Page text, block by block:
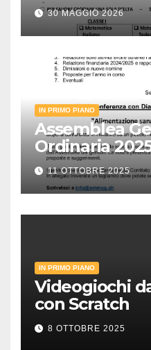
30 MAGGIO 2026
IN PRIMO PIANO
Assemblea
Ordinaria
11 OTTOBRE 2025
IN PRIMO PIANO
Videogiochi
con Scratch
8 OTTOBRE 2025